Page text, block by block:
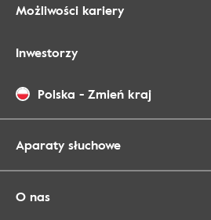
Możliwości kariery
Inwestorzy
Polska - Zmień kraj
Aparaty słuchowe
O nas